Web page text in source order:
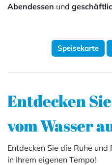
Abendessen und
Speisekarte
Entdecken
vom Wasser
Entdecken Sie die Ruhe
in Ihrem eigenen Tempo!